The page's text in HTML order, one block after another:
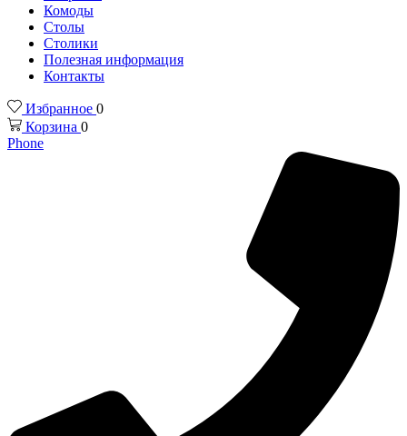
Комоды
Столы
Столики
Полезная информация
Контакты
Избранное 0
Корзина 0
Phone